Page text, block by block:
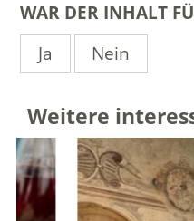
WAR DER INHALT
Ja
Nein
Weitere